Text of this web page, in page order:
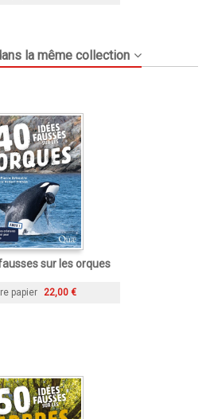
la même collection
sur les orques
papier 22,00 €